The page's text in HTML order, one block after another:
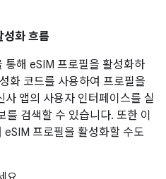
성화 흐름
해 eSIM 프로필을 활성화하
화 코드를 사용하여 프로필을
앱의 사용자 인터페이스를 실
검색할 수 있습니다. 또한 이
프로필을 활성화할 수도